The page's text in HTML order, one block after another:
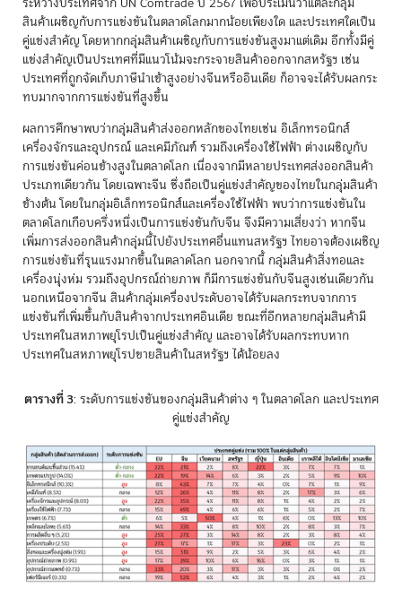
สินค้าเผชิญกับการแข่งขันในตลาดโลกมากน้อยเพียงใด และประเทศใดเป็น
คู่แข่งสำคัญ โดยหากกลุ่มสินค้าเผชิญกับการแข่งขันสูงมาแต่เดิม อีกทั้งมีคู่
แข่งสำคัญเป็นประเทศที่มีแนวโน้มจะกระจายสินค้าออกจากสหรัฐฯ เช่น
ประเทศที่ถูกจัดเก็บภาษีนำเข้าสูงอย่างจีนหรืออินเดีย ก็อาจจะได้รับผลกระ
ทบมากจากการแข่งขันที่สูงขึ้น
ผลการศึกษาพบว่ากลุ่มสินค้าส่งออกหลักของไทยเช่น อิเล็กทรอนิกส์
เครื่องจักรและอุปกรณ์ และเคมีภัณฑ์ รวมถึงเครื่องใช้ไฟฟ้า ต่างเผชิญกับ
การแข่งขันค่อนข้างสูงในตลาดโลก เนื่องจากมีหลายประเทศส่งออกสินค้า
ประเภทเดียวกัน โดยเฉพาะจีน ซึ่งถือเป็นคู่แข่งสำคัญของไทยในกลุ่มสินค้า
ข้างต้น โดยในกลุ่มอิเล็กทรอนิกส์และเครื่องใช้ไฟฟ้า พบว่าการแข่งขันใน
ตลาดโลกเกือบครึ่งหนึ่งเป็นการแข่งขันกับจีน จึงมีความเสี่ยงว่า หากจีน
เพิ่มการส่งออกสินค้ากลุ่มนี้ไปยังประเทศอื่นแทนสหรัฐฯ ไทยอาจต้องเผชิญ
การแข่งขันที่รุนแรงมากขึ้นในตลาดโลก นอกจากนี้ กลุ่มสินค้าสิ่งทอและ
เครื่องนุ่งห่ม รวมถึงอุปกรณ์ถ่ายภาพ ก็มีการแข่งขันกับจีนสูงเช่นเดียวกัน
นอกเหนือจากจีน สินค้ากลุ่มเครื่องประดับอาจได้รับผลกระทบจากการ
แข่งขันที่เพิ่มขึ้นกับสินค้าจากประเทศอินเดีย ขณะที่อีกหลายกลุ่มสินค้ามี
ประเทศในสหภาพยุโรปเป็นคู่แข่งสำคัญ และอาจได้รับผลกระทบหาก
ประเทศในสหภาพยุโรปขายสินค้าในสหรัฐฯ ได้น้อยลง
ตารางที่ 3: ระดับการแข่งขันของกลุ่มสินค้าต่าง ๆ ในตลาดโลก และประเทศ
คู่แข่งสำคัญ